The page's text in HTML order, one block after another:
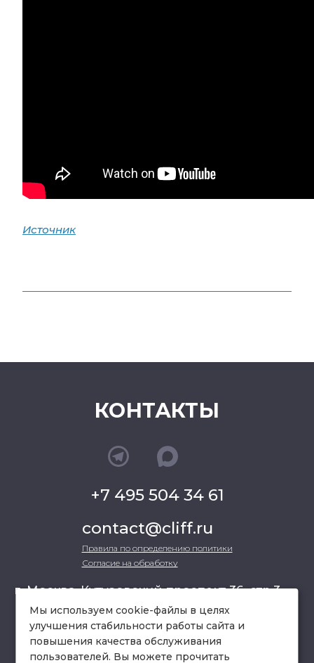
Источник
КОНТАКТЫ
+7 495 504 34 61
contact@cliff.ru
Правила по определению политики
Согласие на обработку
г. Москва, Кутузовский проспект 36, стр.3 ,
офис 301
схема проезда
Мы используем cookie-файлы в целях
улучшения стабильности работы сайта и
повышения качества обслуживания
пользователей. Вы можете прочитать